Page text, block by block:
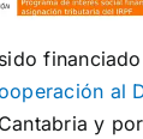
al
y